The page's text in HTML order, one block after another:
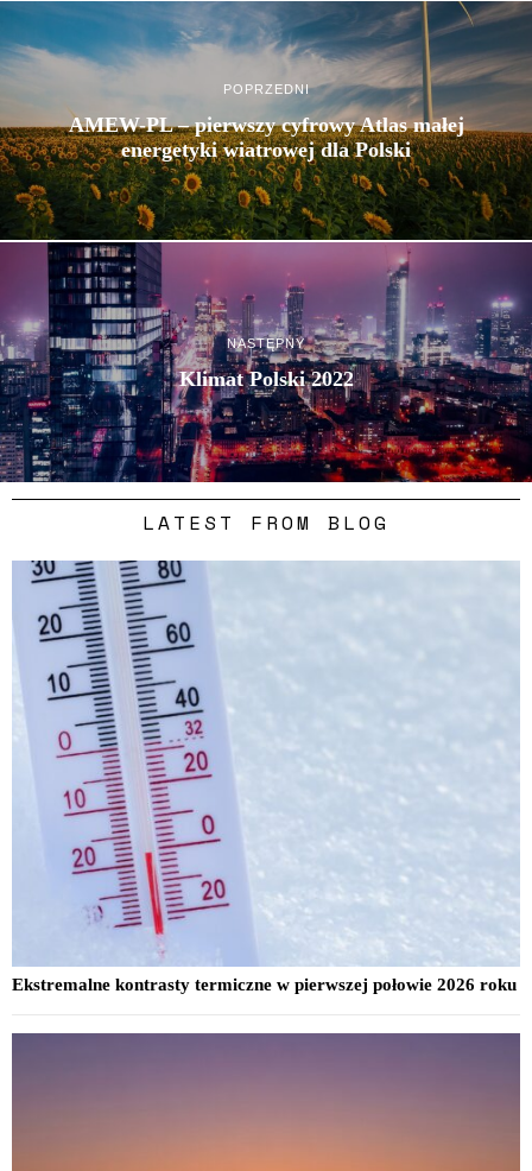
POPRZEDNI
AMEW-PL – pierwszy cyfrowy Atlas małej
energetyki wiatrowej dla Polski
NASTĘPNY
Klimat Polski 2022
LATEST FROM BLOG
Ekstremalne kontrasty termiczne w pierwszej połowie 2026 roku